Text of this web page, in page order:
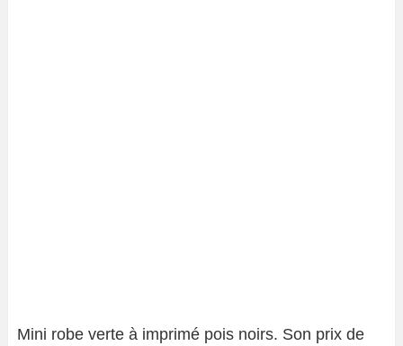
Mini robe verte à imprimé pois noirs. Son prix de